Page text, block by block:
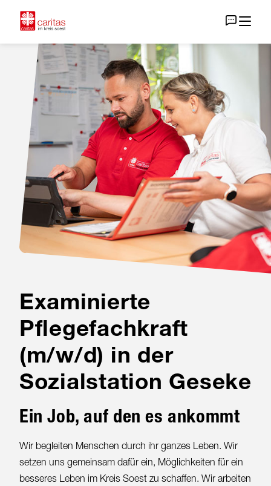
Examinierte
Pflegefachkraft
(m/w/d) in der
Sozialstation Geseke
Ein Job, auf den es ankommt
Wir begleiten Menschen durch ihr ganzes Leben. Wir
setzen uns gemeinsam dafür ein, Möglichkeiten für ein
besseres Leben im Kreis Soest zu schaffen. Wir arbeiten